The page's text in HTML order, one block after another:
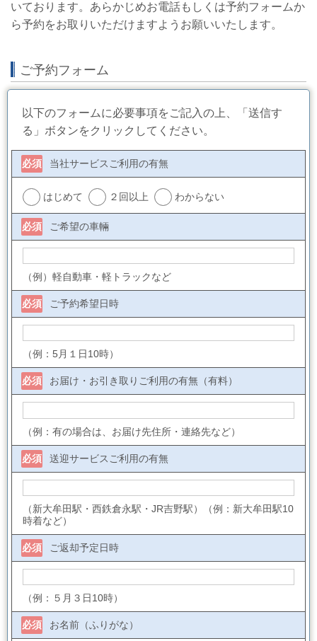
いております。あらかじめお電話もしくは予約フォームか
ら予約をお取りいただけますようお願いいたします。
ご予約フォーム
以下のフォームに必要事項をご記入の上、「送信す
る」ボタンをクリックしてください。
当社サービスご利用の有無
必須
はじめて ２回以上 わからない
ご希望の車輛
必須
（例）軽自動車・軽トラックなど
ご予約希望日時
必須
（例：5月１日10時）
お届け・お引き取りご利用の有無（有料）
必須
（例：有の場合は、お届け先住所・連絡先など）
送迎サービスご利用の有無
必須
（新大牟田駅・西鉄倉永駅・JR吉野駅）（例：新大牟田駅10
時着など）
ご返却予定日時
必須
（例：５月３日10時）
お名前（ふりがな）
必須